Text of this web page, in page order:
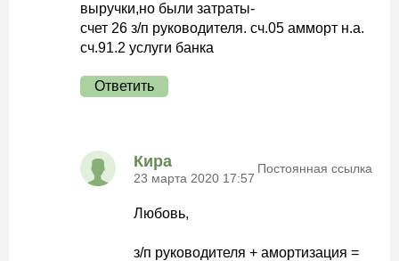
выручки,но были затраты-
счет 26 з/п руководителя. сч.05 амморт н.а.
сч.91.2 услуги банка
Ответить
Кира
23 марта 2020 17:57
Постоянная ссылка
Любовь,
з/п руководителя + амортизация =